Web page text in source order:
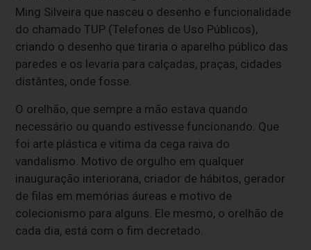
Ming Silveira que nasceu o desenho e funcionalidade
do chamado TUP (Telefones de Uso Públicos),
criando o desenho que tiraria o aparelho público das
paredes e os levaria para calçadas, praças, cidades
distântes, onde fosse.
O orelhão, que sempre a mão estava quando
necessário ou quando estivesse funcionando. Que
foi arte plástica e vitima da cega raiva do
vandalismo. Motivo de orgulho em qualquer
inauguração interiorana, criador de hábitos, gerador
de filas em memórias áureas e motivo de
colecionismo para alguns. Ele mesmo, o orelhão de
cada dia, está com o fim decretado.